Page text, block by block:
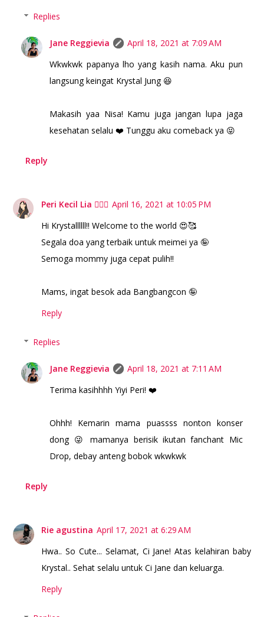
Replies
Jane Reggievia
April 18, 2021 at 7:09 AM
Wkwkwk papanya lho yang kasih nama. Aku pun
langsung keingat Krystal Jung 😆
Makasih yaa Nisa! Kamu juga jangan lupa jaga
kesehatan selalu ❤️ Tunggu aku comeback ya 😝
Reply
Peri Kecil Lia 🧚🏻‍♀️ April 16, 2021 at 10:05 PM
Hi Krystallllll!! Welcome to the world 😍🥰
Segala doa yang terbaik untuk meimei ya 🤪
Semoga mommy juga cepat pulih!!
Mams, ingat besok ada Bangbangcon 🤪
Reply
Replies
Jane Reggievia
April 18, 2021 at 7:11 AM
Terima kasihhhh Yiyi Peri! ❤️
Ohhh! Kemarin mama puassss nonton konser
dong 😜 mamanya berisik ikutan fanchant Mic
Drop, debay anteng bobok wkwkwk
Reply
Rie agustina April 17, 2021 at 6:29 AM
Hwa.. So Cute... Selamat, Ci Jane! Atas kelahiran baby
Krystal.. Sehat selalu untuk Ci Jane dan keluarga.
Reply